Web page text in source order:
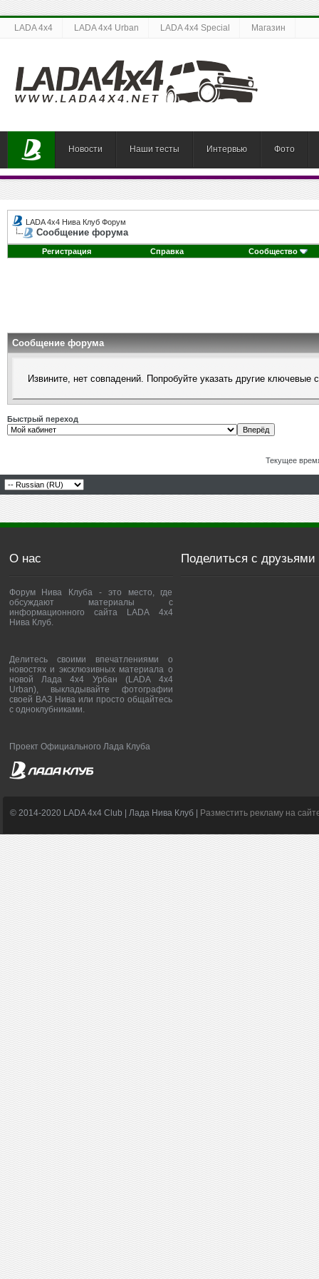
LADA 4x4 LADA 4x4 Urban LADA 4x4 Special Магазин
Новости Наши тесты Интервью Фото
LADA 4x4 Нива Клуб Форум
Сообщение форума
Регистрация Справка Сообщество
Сообщение форума
Извините, нет совпадений. Попробуйте указать другие ключевые
Быстрый переход
Текущее
О нас
Форум Нива Клуба - это место, где
обсуждают материалы с
информационного сайта LADA 4x4
Нива Клуб.
Делитесь своими впечатлениями о
новостях и эксклюзивных материала о
новой Лада 4х4 Урбан (LADA 4x4
Urban), выкладывайте фотографии
своей ВАЗ Нива или просто общайтесь
с одноклубниками.
Проект Официального Лада Клуба
Поделиться с друзьями
© 2014-2020 LADA 4x4 Club | Лада Нива Клуб | Разместить рекламу на